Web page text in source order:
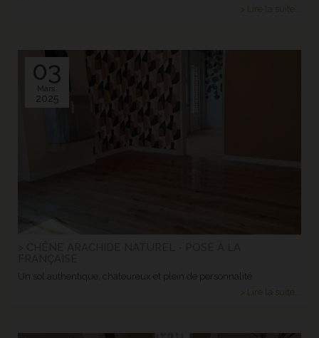
> Lire la suite...
03
Mars.
2025
Un sol authentique, chaleureux et plein de personnalité
> Lire la suite...